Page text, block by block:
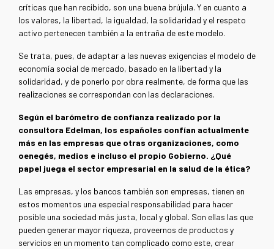
críticas que han recibido, son una buena brújula. Y en cuanto a
los valores, la libertad, la igualdad, la solidaridad y el respeto
activo pertenecen también a la entraña de este modelo.
Se trata, pues, de adaptar a las nuevas exigencias el modelo de
economía social de mercado, basado en la libertad y la
solidaridad, y de ponerlo por obra realmente, de forma que las
realizaciones se correspondan con las declaraciones.
Según el barómetro de confianza realizado por la
consultora Edelman, los españoles confían actualmente
más en las empresas que otras organizaciones, como
oenegés, medios e incluso el propio Gobierno. ¿Qué
papel juega el sector empresarial en la salud de la ética?
Las empresas, y los bancos también son empresas, tienen en
estos momentos una especial responsabilidad para hacer
posible una sociedad más justa, local y global. Son ellas las que
pueden generar mayor riqueza, proveernos de productos y
servicios en un momento tan complicado como este, crear